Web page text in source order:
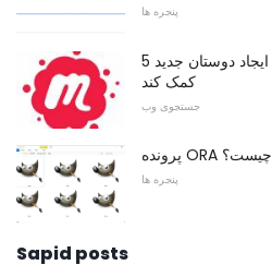
پنجره ها
5 سایت که می تواند به شما در ایجاد دوستان جدید
کمک کند
جستجوی وب
پرونده ORA چیست؟
پنجره ها
Sapid posts